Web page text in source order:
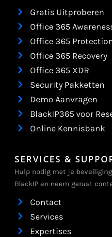
Gratis Uitproberen
Office 365
Office 365
Office 365 Recovery
Office 365 XDR
Security Pakketten
Demo Aanvragen
BlackIP365 voor
Online Kennisbank
SERVICES &
Hulp nodig met je
BlackIP en neem gerust
Contact
Services
Expertises